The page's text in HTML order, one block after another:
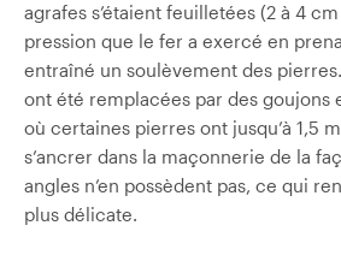
agrafes s’étaient feuilletées (2 à 4
pression que le fer a exercé en
entraîné un soulèvement des
ont été remplacées par des goujons
où certaines pierres ont jusqu’à 1,5
s’ancrer dans la maçonnerie de la
angles n’en possèdent pas, ce qui
plus délicate.